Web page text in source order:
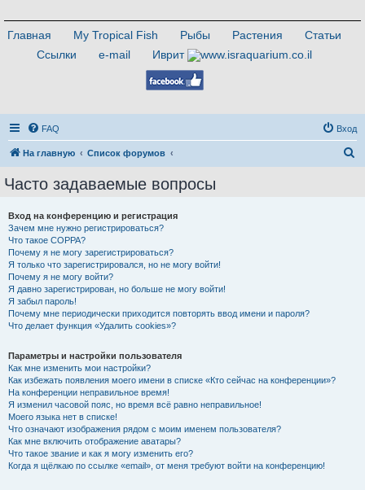
Главная My Tropical Fish Рыбы Растения
Статьи
Ссылки
e-mail Иврит
FAQ Вход
На главную Список форумов
Часто задаваемые вопросы
Вход на конференцию и регистрация
Зачем мне нужно регистрироваться?
Что такое COPPA?
Почему я не могу зарегистрироваться?
Я только что зарегистрировался, но не могу войти!
Почему я не могу войти?
Я давно зарегистрирован, но больше не могу войти!
Я забыл пароль!
Почему мне периодически приходится повторять ввод имени и пароля?
Что делает функция «Удалить cookies»?
Параметры и настройки пользователя
Как мне изменить мои настройки?
Как избежать появления моего имени в списке «Кто сейчас на конференции»?
На конференции неправильное время!
Я изменил часовой пояс, но время всё равно неправильное!
Моего языка нет в списке!
Что означают изображения рядом с моим именем пользователя?
Как мне включить отображение аватары?
Что такое звание и как я могу изменить его?
Когда я щёлкаю по ссылке «email», от меня требуют войти на конференцию!